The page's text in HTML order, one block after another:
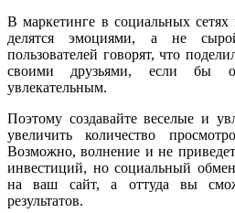
В маркетинге в социальных
делятся эмоциями, а не
пользователей говорят, что
своими друзьями, если
увлекательным.
Поэтому создавайте веселые и
увеличить количество
Возможно, волнение и не
инвестиций, но социальный
на ваш сайт, а оттуда вы
результатов.